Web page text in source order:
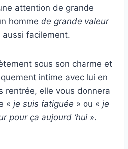
attention de grande
homme de grande valeur
aussi facilement.
sous son charme et
intime avec lui en
rentrée, elle vous donnera
« je suis fatiguée » ou « je
pour ça aujourd ‘hui ».